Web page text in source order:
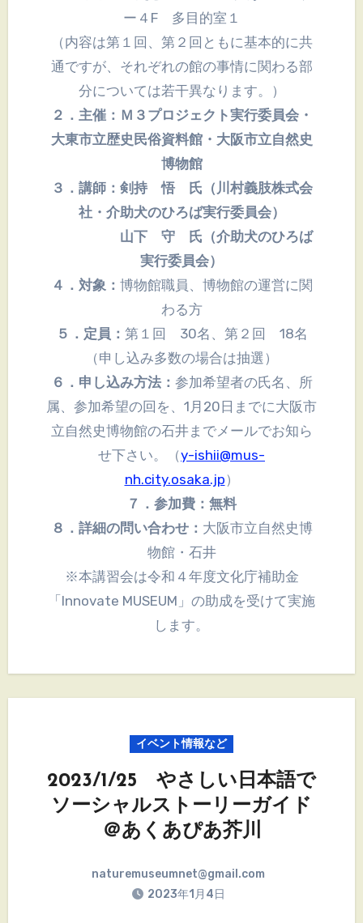
ー４F 多目的室１
（内容は第１回、第２回ともに基本的に共
通ですが、それぞれの館の事情に関わる部
分については若干異なります。）
２．主催：Ｍ３プロジェクト実行委員会・
大東市立歴史民俗資料館・大阪市立自然史
博物館
３．講師：剣持 悟 氏（川村義肢株式会
社・介助犬のひろば実行委員会）
山下 守 氏（介助犬のひろば
実行委員会）
４．対象： 博物館職員、博物館の運営に関
わる方
５．定員： 第１回 30名、第２回 18名
（申し込み多数の場合は抽選）
６．申し込み方法： 参加希望者の氏名、所
属、参加希望の回を、1月20日までに大阪市
立自然史博物館の石井までメールでお知ら
せ下さい。（y-ishii@mus-
nh.city.osaka.jp ）
７．参加費：無料
８．詳細の問い合わせ： 大阪市立自然史博
物館・石井
※本講習会は令和４年度文化庁補助金
「Innovate MUSEUM」の助成を受けて実施
します。
イベント情報など
2023/1/25 やさしい日本語で
ソーシャルストーリーガイド
＠あくあぴあ芥川
naturemuseumnet@gmail.com
2023年1月4日